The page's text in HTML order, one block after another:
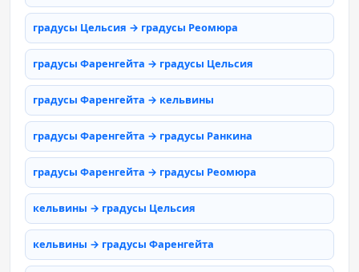
градусы Цельсия → градусы Реомюра
градусы Фаренгейта → градусы Цельсия
градусы Фаренгейта → кельвины
градусы Фаренгейта → градусы Ранкина
градусы Фаренгейта → градусы Реомюра
кельвины → градусы Цельсия
кельвины → градусы Фаренгейта